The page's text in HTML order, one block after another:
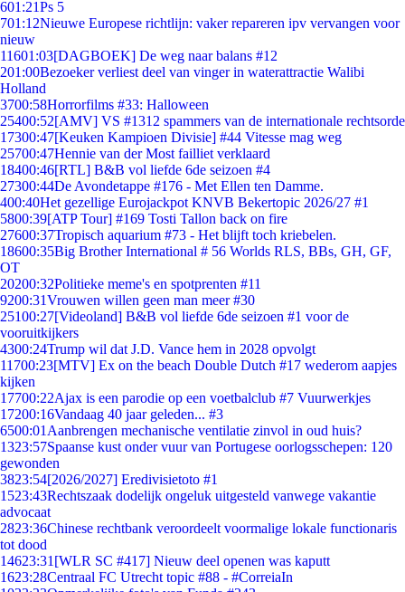
601:21Ps 5
701:12Nieuwe Europese richtlijn: vaker repareren ipv vervangen voor
nieuw
11601:03[DAGBOEK] De weg naar balans #12
201:00Bezoeker verliest deel van vinger in waterattractie Walibi
Holland
3700:58Horrorfilms #33: Halloween
25400:52[AMV] VS #1312 spammers van de internationale rechtsorde
17300:47[Keuken Kampioen Divisie] #44 Vitesse mag weg
25700:47Hennie van der Most failliet verklaard
18400:46[RTL] B&B vol liefde 6de seizoen #4
27300:44De Avondetappe #176 - Met Ellen ten Damme.
400:40Het gezellige Eurojackpot KNVB Bekertopic 2026/27 #1
5800:39[ATP Tour] #169 Tosti Tallon back on fire
27600:37Tropisch aquarium #73 - Het blijft toch kriebelen.
18600:35Big Brother International # 56 Worlds RLS, BBs, GH, GF,
OT
20200:32Politieke meme's en spotprenten #11
9200:31Vrouwen willen geen man meer #30
25100:27[Videoland] B&B vol liefde 6de seizoen #1 voor de
vooruitkijkers
4300:24Trump wil dat J.D. Vance hem in 2028 opvolgt
11700:23[MTV] Ex on the beach Double Dutch #17 wederom aapjes
kijken
17700:22Ajax is een parodie op een voetbalclub #7 Vuurwerkjes
17200:16Vandaag 40 jaar geleden... #3
6500:01 Aanbrengen mechanische ventilatie zinvol in oud huis?
1323:57Spaanse kust onder vuur van Portugese oorlogsschepen: 120
gewonden
3823:54[2026/2027] Eredivisietoto #1
1523:43Rechtszaak dodelijk ongeluk uitgesteld vanwege vakantie
advocaat
2823:36Chinese rechtbank veroordeelt voormalige lokale functionaris
tot dood
14623:31 [WLR SC #417] Nieuw deel openen was kaputt
1623:28Centraal FC Utrecht topic #88 - #CorreiaIn